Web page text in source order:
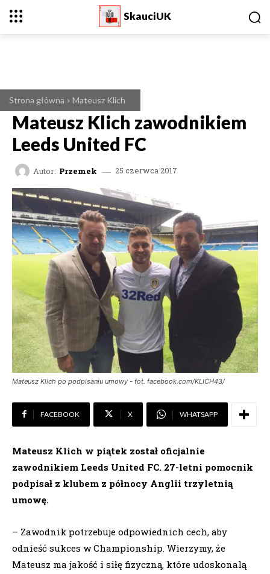
SkauciUK
Strona główna Mateusz Klich
Mateusz Klich zawodnikiem
Leeds United FC
Autor: Przemek 25 czerwca 2017
Mateusz Klich po podpisaniu umowy - fot. facebook.com/KLICH43/
FACEBOOK X WHATSAPP
Mateusz Klich w piątek został oficjalnie
zawodnikiem Leeds United FC. 27-letni pomocnik
podpisał z klubem z północy Anglii trzyletnią
umowę.
– Zawodnik potrzebuje odpowiednich cech, aby
odnieść sukces w Championship. Wierzymy, że
Mateusz ma jakość i siłę fizyczną, które udoskonalą